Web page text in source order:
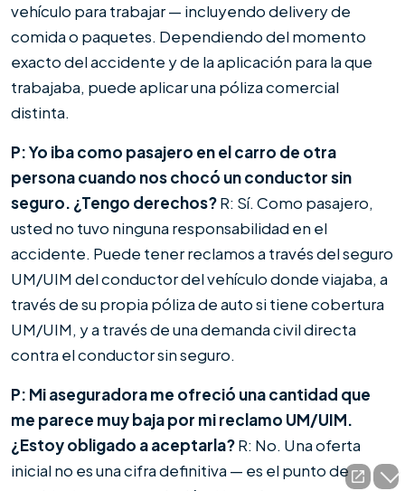
vehículo para trabajar — incluyendo delivery de
comida o paquetes. Dependiendo del momento
exacto del accidente y de la aplicación para la que
trabajaba, puede aplicar una póliza comercial
distinta.
P: Yo iba como pasajero en el carro de otra
persona cuando nos chocó un conductor sin
seguro. ¿Tengo derechos?R: Sí. Como pasajero,
usted no tuvo ninguna responsabilidad en el
accidente. Puede tener reclamos a través del seguro
UM/UIM del conductor del vehículo donde viajaba, a
través de su propia póliza de auto si tiene cobertura
UM/UIM, y a través de una demanda civil directa
contra el conductor sin seguro.
P: Mi aseguradora me ofreció una cantidad que
me parece muy baja por mi reclamo UM/UIM.
¿Estoy obligado a aceptarla?R: No. Una oferta
inicial no es una cifra definitiva — es el punto de